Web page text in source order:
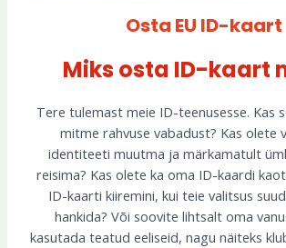
Osta EU ID-kaart
Miks osta ID-kaart
Tere tulemast meie ID-teenusesse. Kas
mitme rahvuse vabadust? Kas olete
identiteeti muutma ja märkamatult
reisima? Kas olete ka oma ID-kaardi
ID-kaarti kiiremini, kui teie valitsus
hankida? Või soovite lihtsalt oma
kasutada teatud eeliseid, nagu näiteks